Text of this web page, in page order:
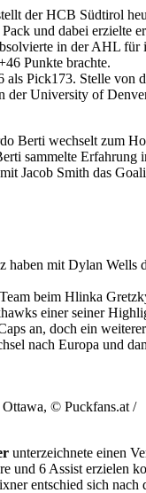
der HCB Südtirol
und dabei erzielte
in der AHL
Punkte brachte.
Pick173. Stelle von
der University of
Berti wechselt zum
sammelte
Jacob Smith das
mit Dylan Wells
beim Hlinka
einer seiner
an, doch ein
nach Europa und
© Puckfans.at /
unterzeichnete einen
und 6 Assist erzielen
entschied sich